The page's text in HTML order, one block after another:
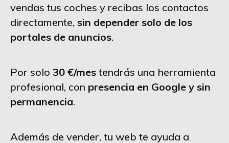
vendas tus coches y recibas los contactos
directamente, sin depender solo de los
portales de anuncios.
Por solo 30 €/mes tendrás una herramienta
profesional, con presencia en Google y sin
permanencia.
Además de vender, tu web te ayuda a